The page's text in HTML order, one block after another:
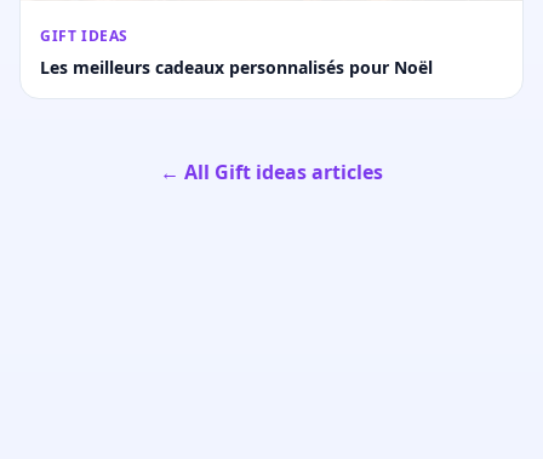
GIFT IDEAS
Les meilleurs cadeaux personnalisés pour Noël
← All Gift ideas articles